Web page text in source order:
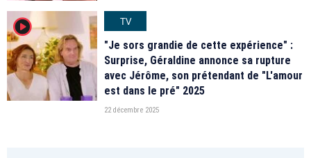
player2
TV
"Je sors grandie de cette expérience" :
Surprise, Géraldine annonce sa rupture
avec Jérôme, son prétendant de "L'amour
est dans le pré" 2025
22 décembre 2025